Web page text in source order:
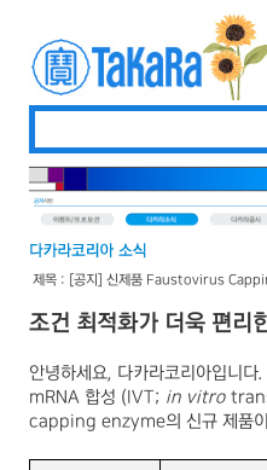
제목 : [공지] 신제품 Faustovirus
조건 최적화가 더욱 편리
안녕하세요, 다카라코리아입니다.
mRNA 합성 (IVT; in vitro
capping enzyme의 신규 제품